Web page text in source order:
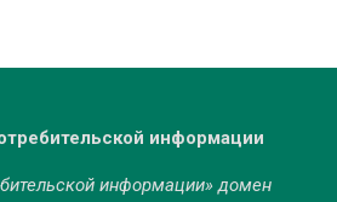
информации
информации» домен